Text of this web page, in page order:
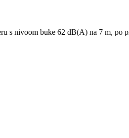
s nivoom buke 62 dB(A) na 7 m, po